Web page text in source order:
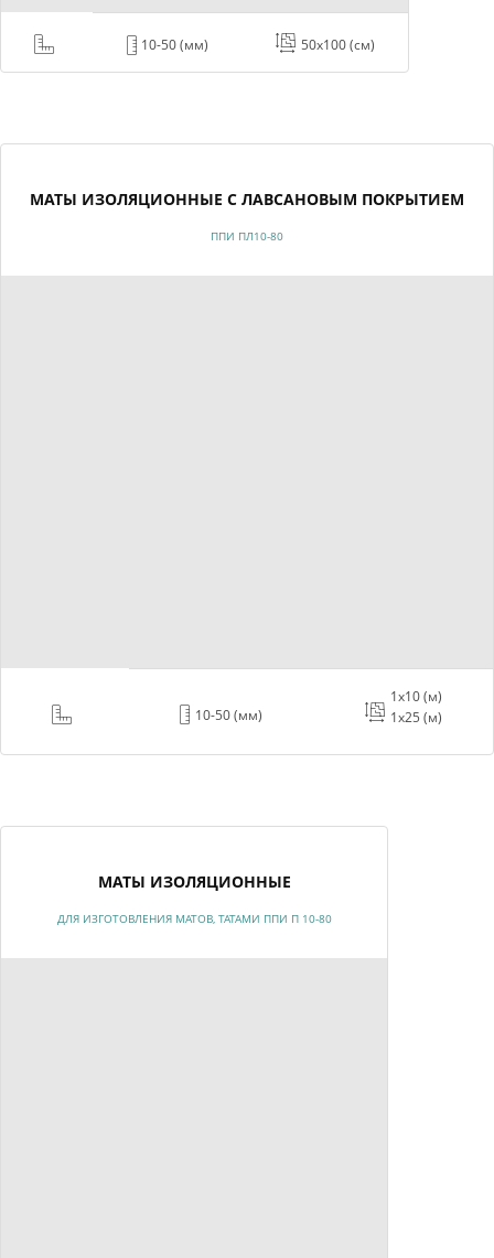
10-50 (мм) 50x100 (cм)
МАТЫ ИЗОЛЯЦИОННЫЕ С ЛАВСАНОВЫМ ПОКРЫТИЕМ
ППИ ПЛ10-80
10-50 (мм)
1х10 (м)
1х25 (м)
МАТЫ ИЗОЛЯЦИОННЫЕ
ДЛЯ ИЗГОТОВЛЕНИЯ МАТОВ, ТАТАМИ ППИ П 10-80